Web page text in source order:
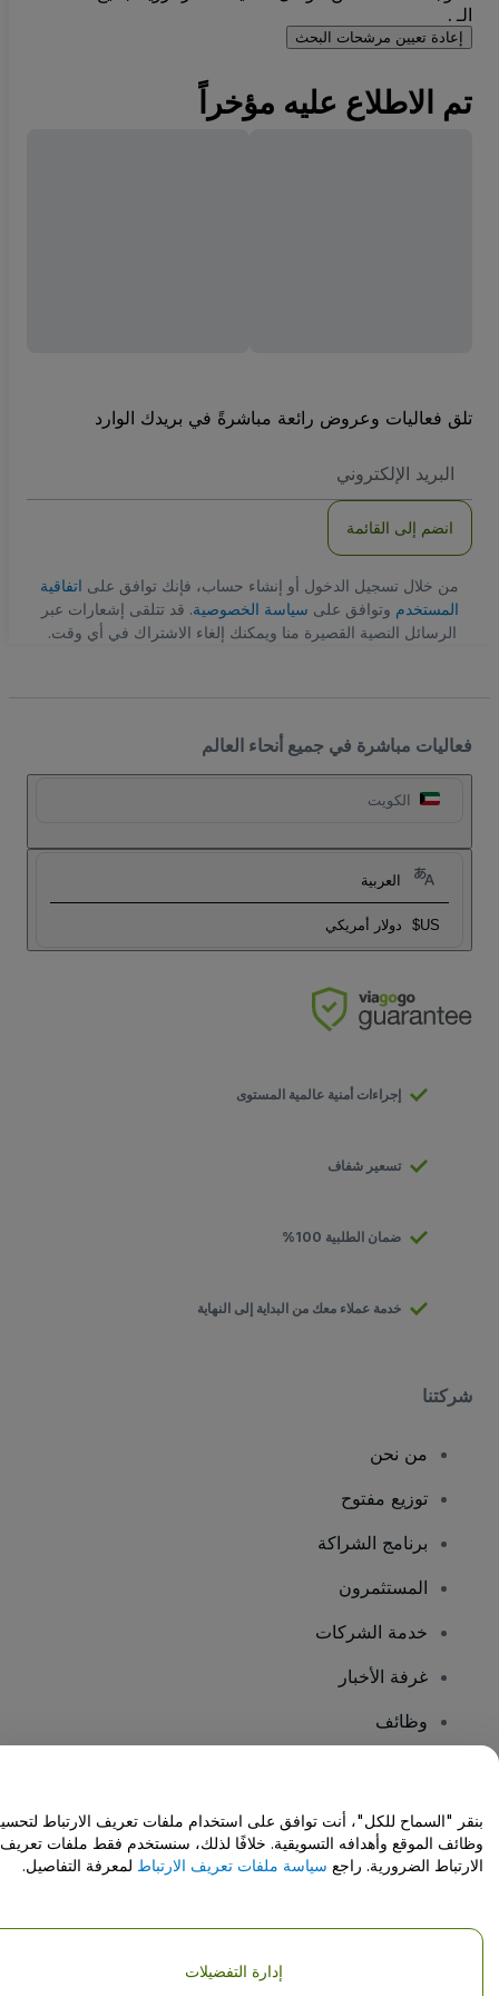
الـ .
إعادة تعيين مرشحات البحث
تم الاطلاع عليه مؤخراً
تلق فعاليات وعروض رائعة مباشرةً في بريدك الوارد
الاكتروني
انضم إلى القائمة
من خلال تسجيل الدخول أو إنشاء حساب، فإنك توافق على اتفاقية
المستخدم وتوافق على سياسة الخصوصية. قد تتلقى إشعارات عبر
الرسائل النصية القصيرة منا ويمكنك إلغاء الاشتراك في أي وقت.
فعاليات مباشرة في جميع أنحاء العالم
الكويت
العربية
US$ دولار أمريكي
إجراءات أمنية عالمية المستوى
تسعير شفاف
ضمان الطلبية 100%
خدمة عملاء معك من البداية إلى النهاية
شركتنا
من نحن
توزيع مفتوح
برنامج الشراكة
المستثمرون
خدمة الشركات
غرفة الأخبار
وظائف
مركز المساعدة / اتصل بنا
حقوق النشر © شركة فياجوجو المحدودة 2026
تفاصيل الشركة
بنقر "السماح للكل"، أنت توافق على استخدام ملفات تعريف الارتباط
وظائف الموقع وأهدافه التسويقية. خلافًا لذلك، سنستخدم فقط ملفات تعريف
الارتباط الضرورية. راجع سياسة ملفات تعريف الارتباط لمعرفة التفاصيل.
إدارة التفضيلات